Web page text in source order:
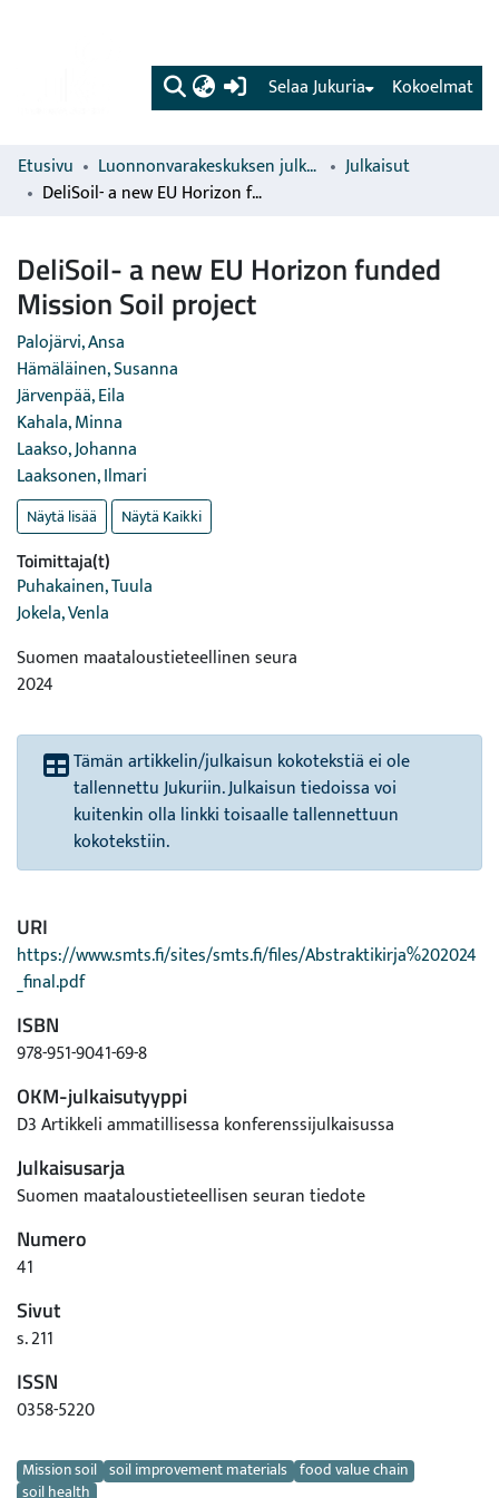
(current) Kokoelmat
Selaa Jukuria
Etusivu Luonnonvarakeskuksen julkaisut
Julkaisut
DeliSoil- a new EU Horizon funded Mission Soil project
DeliSoil- a new EU Horizon funded
Mission Soil project
Palojärvi, Ansa
Hämäläinen, Susanna
Järvenpää, Eila
Kahala, Minna
Laakso, Johanna
Laaksonen, Ilmari
Näytä lisää Näytä Kaikki
Toimittaja(t)
Puhakainen, Tuula
Jokela, Venla
Suomen maataloustieteellinen seura
2024
Tämän artikkelin/julkaisun kokotekstiä ei ole
tallennettu Jukuriin. Julkaisun tiedoissa voi
kuitenkin olla linkki toisaalle tallennettuun
kokotekstiin.
URI
https://www.smts.fi/sites/smts.fi/files/Abstraktikirja%202024
_final.pdf
ISBN
978-951-9041-69-8
OKM-julkaisutyyppi
D3 Artikkeli ammatillisessa konferenssijulkaisussa
Julkaisusarja
Suomen maataloustieteellisen seuran tiedote
Numero
41
Sivut
s. 211
ISSN
0358-5220
Avainsanat
Mission soil soil improvement materials food value chain
soil health